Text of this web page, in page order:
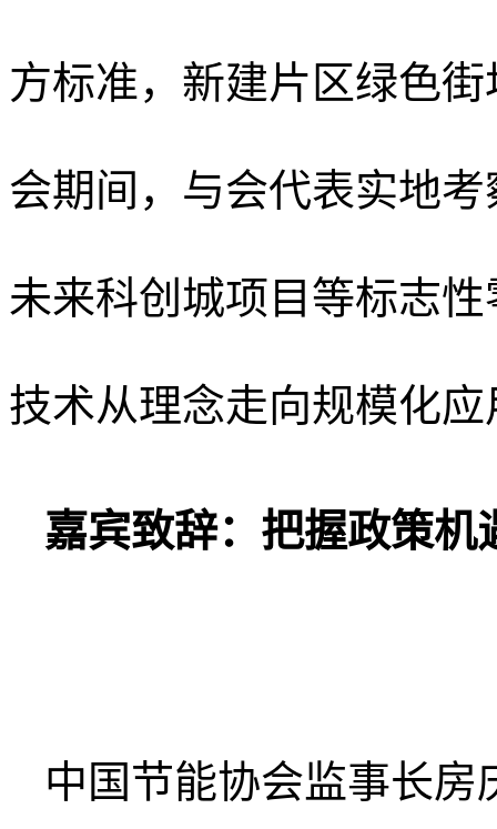
方标准，新建片区绿色
会期间，与会代表实地考
未来科创城项目 等标志
技术从理念走向规模化应
嘉宾致辞：把握政策机
中国节能协会监事长